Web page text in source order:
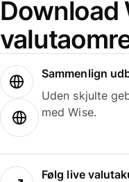
Download
Sammenlign
Uden skjulte
med Wise.
Følg live